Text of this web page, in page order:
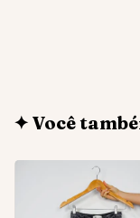
✦ Você